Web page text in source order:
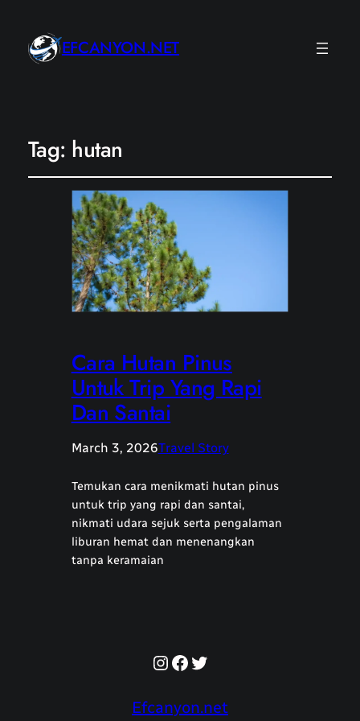
EFCANYON.NET
Tag: hutan
Cara Hutan Pinus
Untuk Trip Yang Rapi
Dan Santai
March 3, 2026Travel Story
Temukan cara menikmati hutan pinus
untuk trip yang rapi dan santai,
nikmati udara sejuk serta pengalaman
liburan hemat dan menenangkan
tanpa keramaian
Instagram
Facebook
Twitter
Efcanyon.net